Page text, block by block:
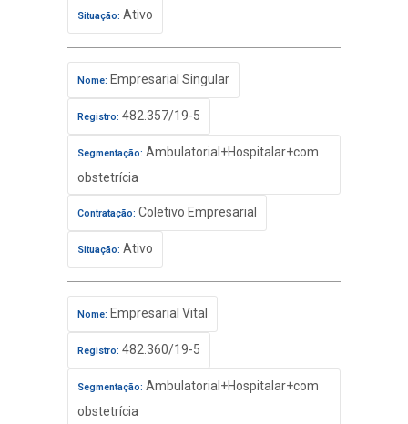
Situação: Ativo
Nome: Empresarial Singular
Registro: 482.357/19-5
Segmentação: Ambulatorial+Hospitalar+com
obstetrícia
Contratação: Coletivo Empresarial
Situação: Ativo
Nome: Empresarial Vital
Registro: 482.360/19-5
Segmentação: Ambulatorial+Hospitalar+com
obstetrícia